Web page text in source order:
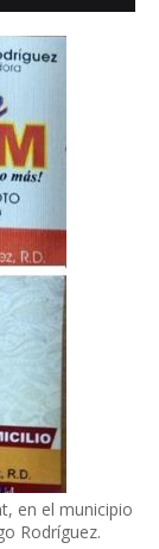
en el municipio
Rodríguez.